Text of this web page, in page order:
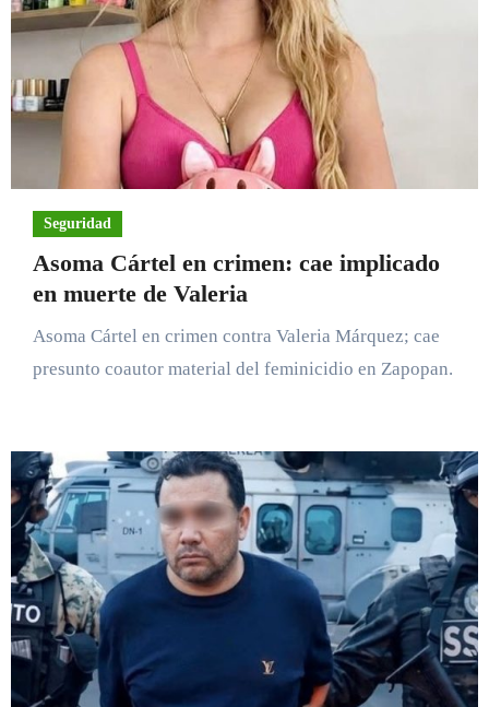
Seguridad
Asoma Cártel en crimen: cae implicado
en muerte de Valeria
Asoma Cártel en crimen contra Valeria Márquez; cae
presunto coautor material del feminicidio en Zapopan.